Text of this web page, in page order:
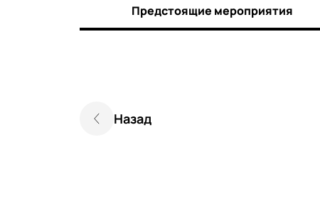
Предстоящие мероприятия
Назад